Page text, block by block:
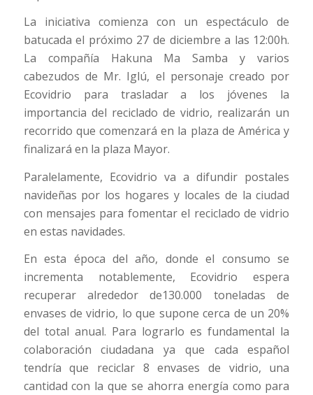
La iniciativa comienza con un espectáculo de
batucada el próximo 27 de diciembre a las 12:00h.
La compañía Hakuna Ma Samba y varios
cabezudos de Mr. Iglú, el personaje creado por
Ecovidrio para trasladar a los jóvenes la
importancia del reciclado de vidrio, realizarán un
recorrido que comenzará en la plaza de América y
finalizará en la plaza Mayor.
Paralelamente, Ecovidrio va a difundir postales
navideñas por los hogares y locales de la ciudad
con mensajes para fomentar el reciclado de vidrio
en estas navidades.
En esta época del año, donde el consumo se
incrementa notablemente, Ecovidrio espera
recuperar alrededor de130.000 toneladas de
envases de vidrio, lo que supone cerca de un 20%
del total anual. Para lograrlo es fundamental la
colaboración ciudadana ya que cada español
tendría que reciclar 8 envases de vidrio, una
cantidad con la que se ahorra energía como para